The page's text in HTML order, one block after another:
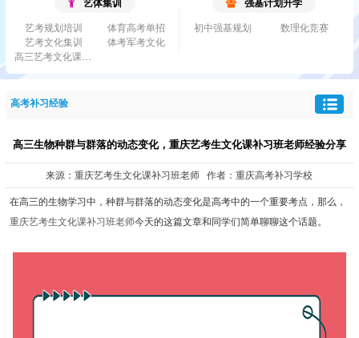
艺体集训
艺考规划培训
体育高考单招
艺考文化集训
体考军考文化
高三艺考文化课集...
强基计划升学
初中强基规划 数理化竞赛
高考补习经验
高三生物种群与群落的动态变化，重庆艺考生文化课补习班老师经验分享
来源：重庆艺考生文化课补习班老师 作者：重庆高考补习学校
在高三的生物学习中，种群与群落的动态变化是高考中的一个重要考点，那么，
重庆艺考生文化课补习班老师今天的这篇文章和同学们简单聊聊这个话题。